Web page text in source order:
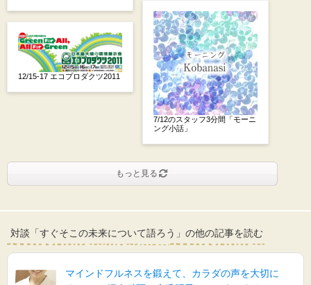
12/15-17 エコプロダクツ2011
7/12のスタッフ3分間「モーニ
ング小話」
もっと見る
対談「すぐそこの未来について語ろう」の他の記事を読む
マインドフルネスを鍛えて、カラダの声を大切に